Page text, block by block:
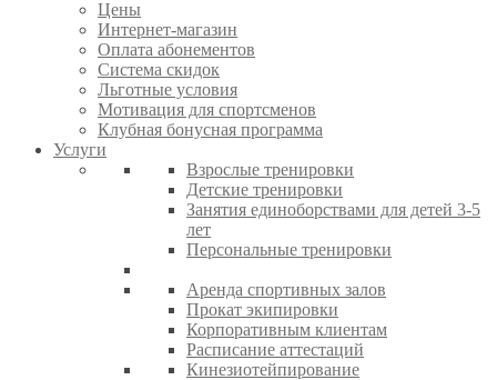
Цены
Интернет-магазин
Оплата абонементов
Система скидок
Льготные условия
Мотивация для спортсменов
Клубная бонусная программа
Услуги
Взрослые тренировки
Детские тренировки
Занятия единоборствами для детей 3-5
лет
Персональные тренировки
Аренда спортивных залов
Прокат экипировки
Корпоративным клиентам
Расписание аттестаций
Кинезиотейпирование